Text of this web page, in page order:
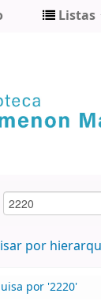
Listas
por
por '2220'